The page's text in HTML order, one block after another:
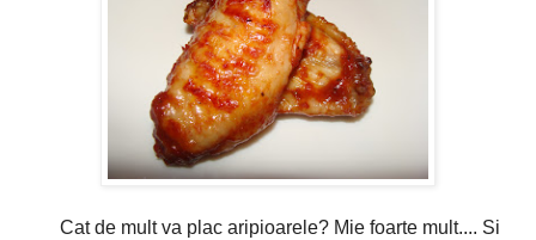
Cat de mult va plac aripioarele? Mie foarte mult.... Si